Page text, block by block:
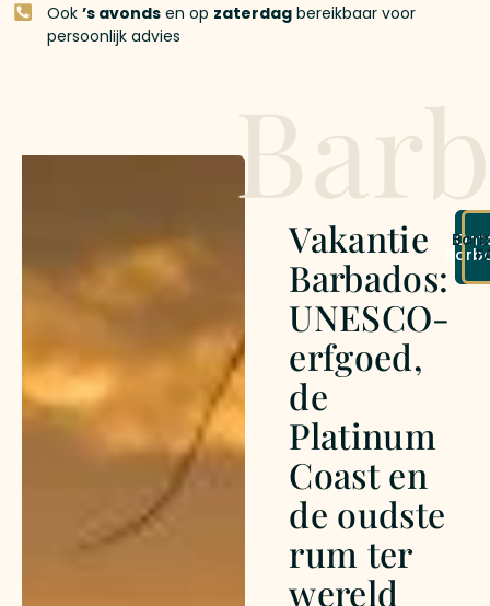
Ook ’s avondsen op zaterdagbereikbaar voor
persoonlijk advies
Vakantie
Barbados:
UNESCO-
erfgoed,
de
Platinum
Coast en
de oudste
rum ter
wereld